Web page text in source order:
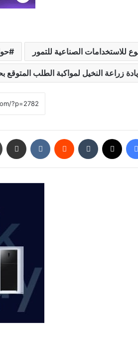
للاستخدامات الصناعية للتمور
زراعة النخيل لمواكبة الطلب المتوقع